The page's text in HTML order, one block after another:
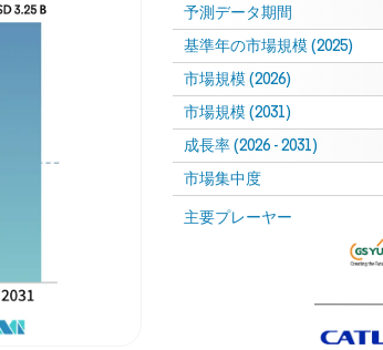
予測データ期間
基準年の市場規模 (2025)
市場規模 (2026)
市場規模 (2031)
成長率 (2026 - 2031)
市場集中度
主要プレーヤー
画像 © Mordor Intelligence。再利
。再利用にはCC BY 4.0の表示が必要です。